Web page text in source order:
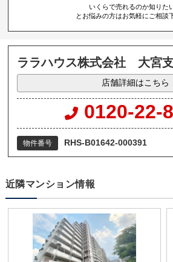
いくらで売れるのか知りた
とお悩みの方はお気軽にご相談
ララハウス株式会社 大宮
店舗詳細はこちら
0120-22-
物件番号 RHS-B01642-000391
近隣マンション情報